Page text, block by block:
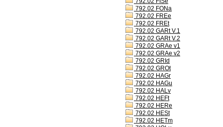
792.02 FONa
792.02 FREe
792.02 FREt
792.02 GARt V.1
792.02 GARt V.2
792.02 GRAe v1
792.02 GRAe v2
792.02 GRId
792.02 GROt
792.02 HAGr
792.02 HAGu
792.02 HALv
792.02 HEFt
792.02 HERe
792.02 HESt
792.02 HETm